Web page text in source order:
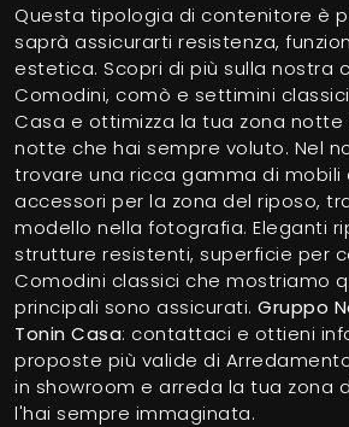
Questa tipologia di contenitore è
saprà assicurarti resistenza,
estetica. Scopri di più sulla nostra
Comodini, comò e settimini
Casa e ottimizza la tua zona notte
notte che hai sempre voluto. Nel
trovare una ricca gamma di
accessori per la zona del riposo,
modello nella fotografia. Eleganti
strutture resistenti, superficie per
Comodini classici che mostriamo
principali sono assicurati. Gruppo
Tonin Casa: contattaci e ottieni
proposte più valide di
in showroom e arreda la tua zona
l'hai sempre immaginata.